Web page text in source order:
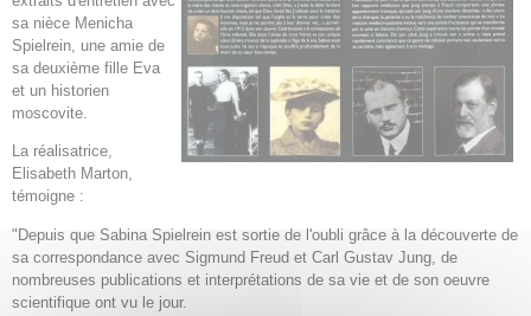
sa nièce Menicha
Spielrein, une amie de
sa deuxième fille Eva
et un historien
moscovite.
La réalisatrice,
Elisabeth Marton,
témoigne :
"Depuis que Sabina Spielrein est sortie de l'oubli grâce à la découverte de
sa correspondance avec Sigmund Freud et Carl Gustav Jung, de
nombreuses publications et interprétations de sa vie et de son oeuvre
scientifique ont vu le jour.